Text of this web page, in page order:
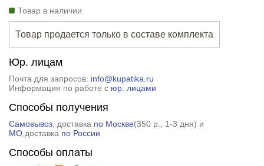
Товар в наличии
Товар продается только в составе комплекта
Юр. лицам
Почта для запросов: info@kupatika.ru
Информация по работе с юр. лицами
Способы получения
Самовывоз, доставка по Москве(350 р.
, 1-3 дня) и
МО,доставка по России
Способы оплаты